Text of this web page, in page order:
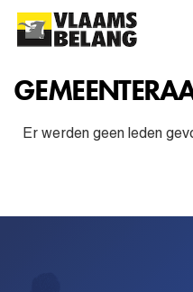
Er werden geen leden